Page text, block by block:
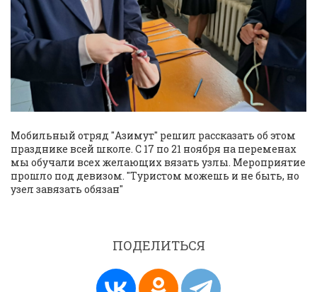
Мобильный отряд "Азимут" решил рассказать об этом
празднике всей школе. С 17 по 21 ноября на переменах
мы обучали всех желающих вязать узлы. Мероприятие
прошло под девизом. "Туристом можешь и не быть, но
узел завязать обязан"
ПОДЕЛИТЬСЯ